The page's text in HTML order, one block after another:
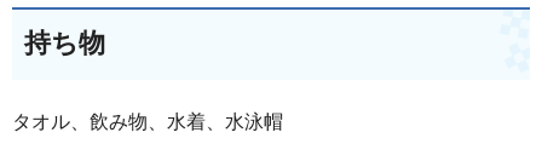
持ち物
タオル、飲み物、水着、水泳帽